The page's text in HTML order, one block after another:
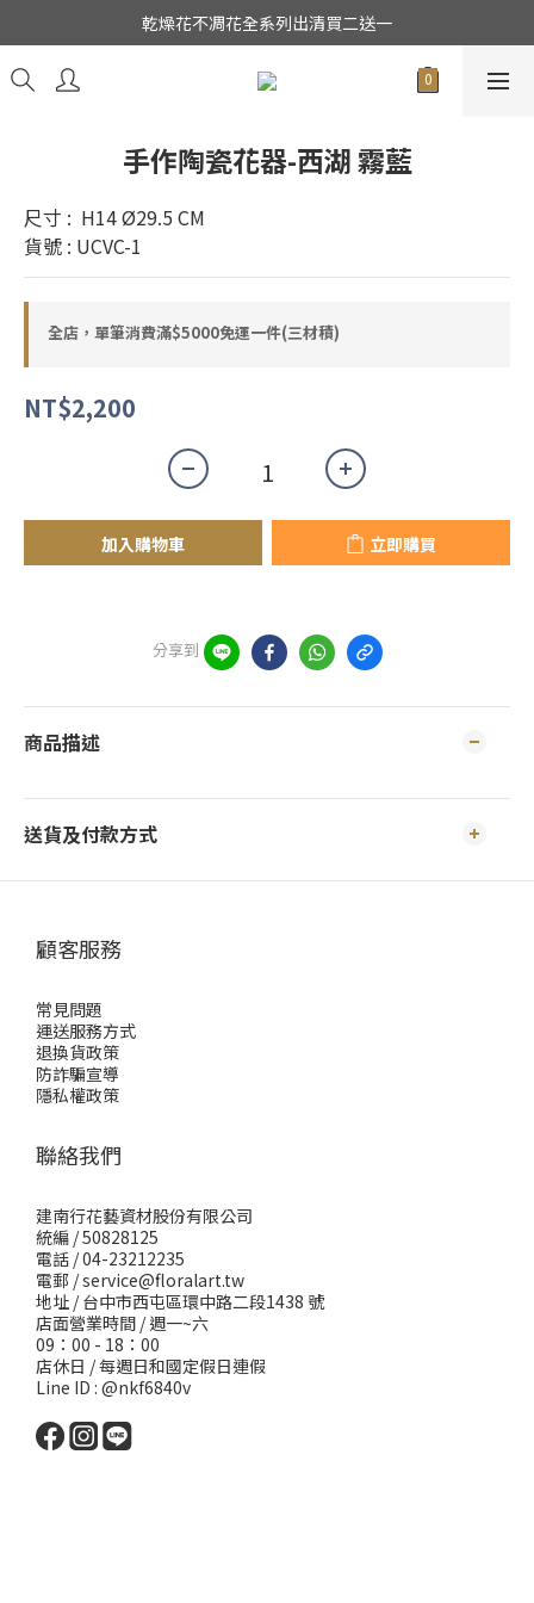
★日本東京堂花材系列全面出清特價中★
乾燥花不凋花全系列出清買二送一
★日本東京堂花材系列全面出清特價中★
手作陶瓷花器-西湖 霧藍
尺寸 :  H14 Ø29.5 CM
貨號 : UCVC-1
全店，單筆消費滿$5000免運一件(三材積)
NT$2,200
加入購物車 立即購買
分享到
商品描述
送貨及付款方式
顧客服務
常見問題
運送服務方式
退換貨政策
防詐騙宣導
隱私權政策
聯絡我們
建南行花藝資材股份有限公司
統編 / 50828125
電話 / 04-23212235
電郵 /service@floralart.tw
地址 / 台中市西屯區環中路二段1438 號
店面營業時間 / 週一~六
09：00 - 18：00
店休日 / 每週日和國定假日連假
Line ID : @nkf6840v